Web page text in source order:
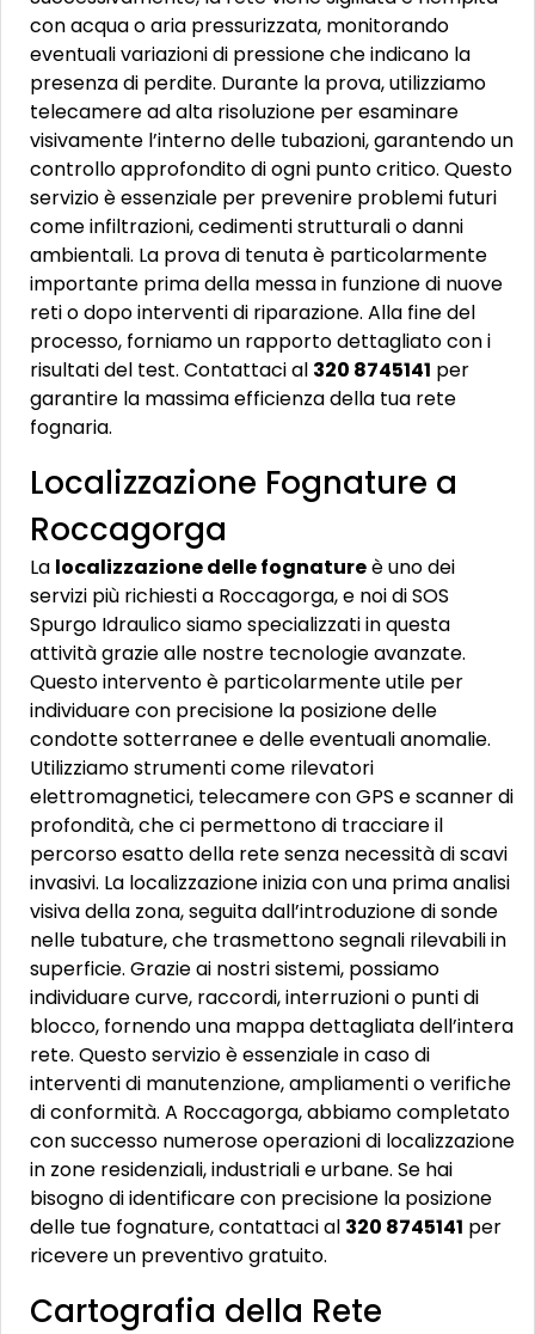
con acqua o aria pressurizzata, monitorando
eventuali variazioni di pressione che indicano la
presenza di perdite. Durante la prova, utilizziamo
telecamere ad alta risoluzione per esaminare
visivamente l’interno delle tubazioni, garantendo un
controllo approfondito di ogni punto critico. Questo
servizio è essenziale per prevenire problemi futuri
come infiltrazioni, cedimenti strutturali o danni
ambientali. La prova di tenuta è particolarmente
importante prima della messa in funzione di nuove
reti o dopo interventi di riparazione. Alla fine del
processo, forniamo un rapporto dettagliato con i
risultati del test. Contattaci al 320 8745141 per
garantire la massima efficienza della tua rete
fognaria.
Localizzazione Fognature a
Roccagorga
La localizzazione delle fognatureè uno dei
servizi più richiesti a Roccagorga, e noi di SOS
Spurgo Idraulico siamo specializzati in questa
attività grazie alle nostre tecnologie avanzate.
Questo intervento è particolarmente utile per
individuare con precisione la posizione delle
condotte sotterranee e delle eventuali anomalie.
Utilizziamo strumenti come rilevatori
elettromagnetici, telecamere con GPS e scanner di
profondità, che ci permettono di tracciare il
percorso esatto della rete senza necessità di scavi
invasivi. La localizzazione inizia con una prima analisi
visiva della zona, seguita dall’introduzione di sonde
nelle tubature, che trasmettono segnali rilevabili in
superficie. Grazie ai nostri sistemi, possiamo
individuare curve, raccordi, interruzioni o punti di
blocco, fornendo una mappa dettagliata dell’intera
rete. Questo servizio è essenziale in caso di
interventi di manutenzione, ampliamenti o verifiche
di conformità. A Roccagorga, abbiamo completato
con successo numerose operazioni di localizzazione
in zone residenziali, industriali e urbane. Se hai
bisogno di identificare con precisione la posizione
delle tue fognature, contattaci al 320 8745141 per
ricevere un preventivo gratuito.
Cartografia della Rete